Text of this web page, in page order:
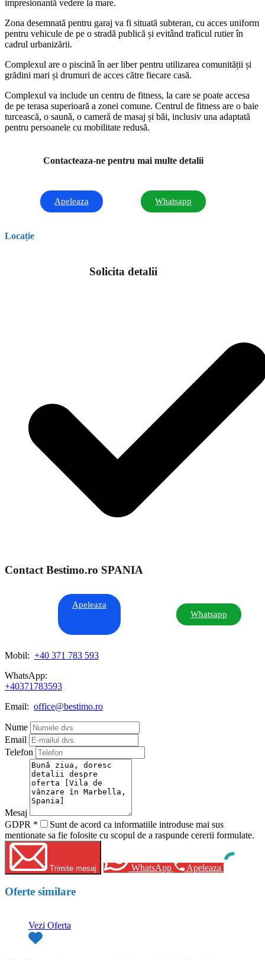
impresionantă vedere la mare.
Zona desemnată pentru garaj va fi situată subteran, cu acces uniform
pentru vehicule de pe o stradă publică și evitând traficul rutier în
cadrul urbanizării.
Complexul are o piscină în aer liber pentru utilizarea comunității și
grădini mari și drumuri de acces către fiecare casă.
Complexul va include un centru de fitness, la care se poate accesa
de pe terasa superioară a zonei comune. Centrul de fitness are o baie
turcească, o saună, o cameră de masaj și băi, inclusiv una adaptată
pentru persoanele cu mobilitate redusă.
Contacteaza-ne pentru mai multe detalii
Apeleaza Whatsapp
Locație
Solicita detalii
Contact Bestimo.ro SPANIA
Apeleaza
Whatsapp
Mobil: +40 371 783 593
WhatsApp:
+40371783593
Email: office@bestimo.ro
Nume
Email
Telefon
Mesaj
GDPR *
Sunt de acord ca informatiile introduse mai sus
mentionate sa fie folosite cu scopul de a raspunde cererii formulate.
Trimite mesaj WhatsApp Apeleaza
Oferte similare
Vezi Oferta